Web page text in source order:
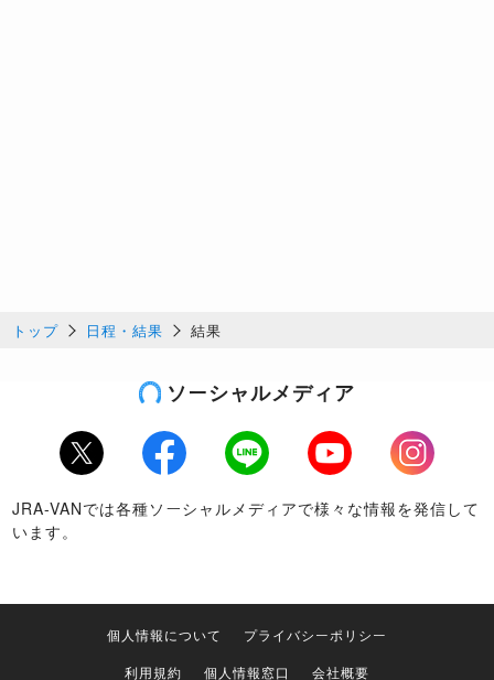
トップ 日程・結果 結果
ソーシャルメディア
Twitter Facebook LINE Youtube
Instagram
JRA-VANでは各種ソーシャルメディアで様々な情報を発信して
います。
個人情報について
プライバシーポリシー
利用規約
個人情報窓口 会社概要